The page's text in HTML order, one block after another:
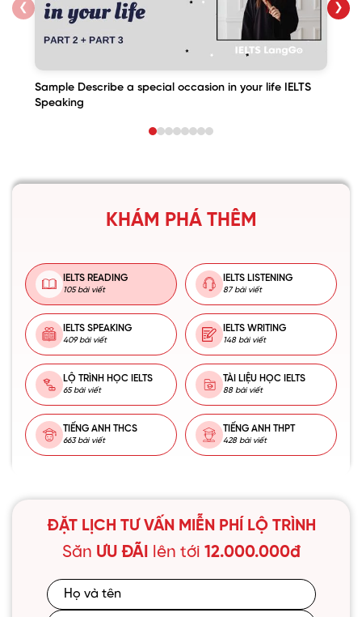
❮
Sample Describe a special occasion in your life IELTS
Speaking
❯
KHÁM PHÁ THÊM
IELTS READING
105 bài viết
IELTS LISTENING
87 bài viết
IELTS SPEAKING
409 bài viết
IELTS WRITING
148 bài viết
LỘ TRÌNH HỌC IELTS
65 bài viết
TÀI LIỆU HỌC IELTS
88 bài viết
TIẾNG ANH THCS
663 bài viết
TIẾNG ANH THPT
428 bài viết
ĐẶT LỊCH TƯ VẤN MIỄN PHÍ LỘ TRÌNH
Săn ƯU ĐÃI lên tới 12.000.000đ